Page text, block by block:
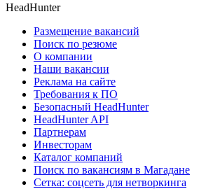
HeadHunter
Размещение вакансий
Поиск по резюме
О компании
Наши вакансии
Реклама на сайте
Требования к ПО
Безопасный HeadHunter
HeadHunter API
Партнерам
Инвесторам
Каталог компаний
Поиск по вакансиям в Магадане
Сетка: соцсеть для нетворкинга